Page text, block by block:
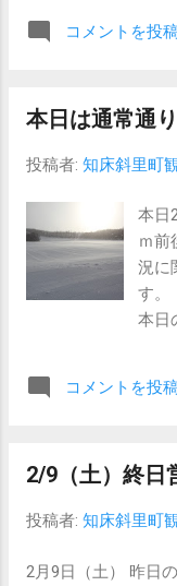
レッ
コメントを投
本日は通常通
投稿者: 知床斜里町
本日
ｍ前
況に
本日
す。
がで
お待
コメントを投
2/9（土）終日
投稿者: 知床斜里町
2月9日（土） 昨日